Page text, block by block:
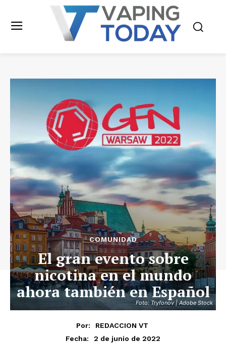
Foto: Tryfonov | Adobe Stock
COMUNIDAD
El gran evento sobre
nicotina en el mundo
ahora también en Español
Por:
REDACCION VT
Fecha:
2 de junio de 2022